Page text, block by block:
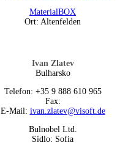
MaterialBOX
Ort: Altenfelden
Ivan Zlatev
Bulharsko
Telefon: +35 9 888 610 965
Fax:
E-Mail: ivan.zlatev@visoft.de
Bulnobel Ltd.
Sídlo: Sofia